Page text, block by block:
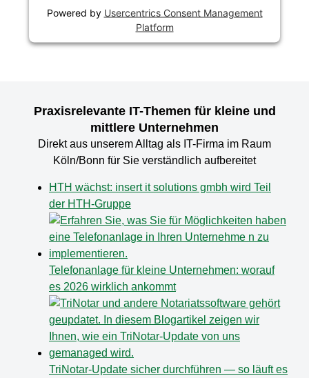
Powered by Usercentrics Consent Management
Platform
Praxisrelevante IT-Themen für kleine und
mittlere Unternehmen
Direkt aus unserem Alltag als IT-Firma im Raum
Köln/Bonn für Sie verständlich aufbereitet
HTH wächst: insert it solutions gmbh wird Teil
der HTH-Gruppe
Telefonanlage für kleine Unternehmen: worauf
es 2026 wirklich ankommt
TriNotar-Update sicher durchführen — so läuft es